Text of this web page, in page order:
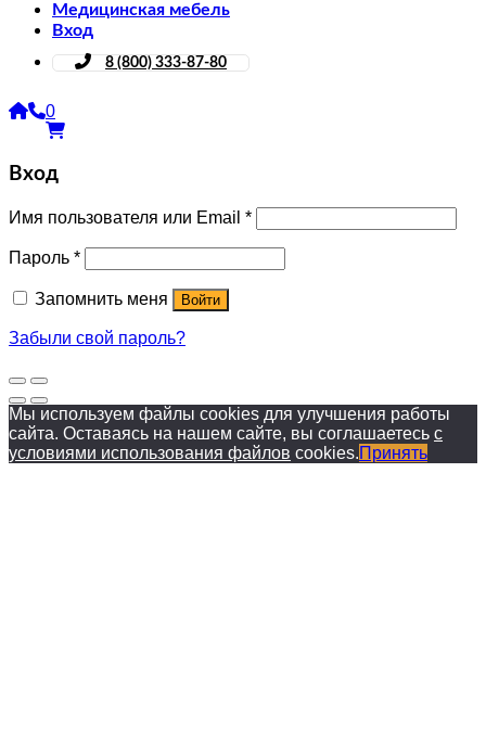
Медицинская мебель
Вход
8 (800) 333-87-80
0
Вход
Имя пользователя или Email *
Пароль *
Запомнить меня Войти
Забыли свой пароль?
Мы используем файлы cookies для улучшения работы
сайта. Оставаясь на нашем сайте, вы соглашаетесь с
условиями использования файлов cookies.Принять